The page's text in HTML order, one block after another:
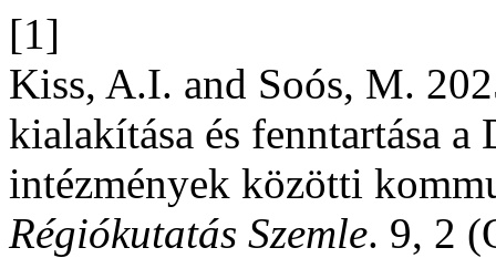
[1]
Kiss, A.I. and Soós, M.
kialakítása és fenntartása a
intézmények közötti
Régiókutatás Szemle. 9, 2